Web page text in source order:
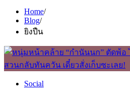
Home
Blog
ยิงปืน
Social